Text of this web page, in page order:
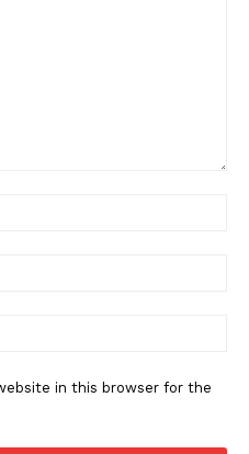
in this browser for the